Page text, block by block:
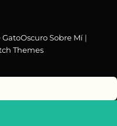
GatoOscuro Sobre Mí|
Themes